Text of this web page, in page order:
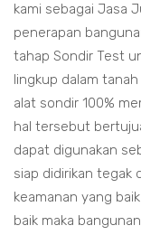
kami sebagai Jasa
penerapan
tahap Sondir Test
lingkup dalam
alat sondir 100%
hal tersebut
dapat digunakan
siap didirikan tegak
keamanan yang
baik maka